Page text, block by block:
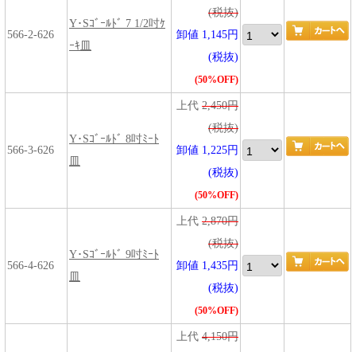
566-2-626
Y･Sｺﾞｰﾙﾄﾞ 7 1/2吋ｹ
ｰｷ皿
(税抜)
卸値 1,145円
(税抜)
(50%OFF)
566-3-626
Y･Sｺﾞｰﾙﾄﾞ 8吋ﾐｰﾄ
上代 2,450円
(税抜)
卸値 1,225円
(税抜)
(50%OFF)
566-4-626
Y･Sｺﾞｰﾙﾄﾞ 9吋ﾐｰﾄ
上代 2,870円
(税抜)
卸値 1,435円
(税抜)
(50%OFF)
上代 4,150円